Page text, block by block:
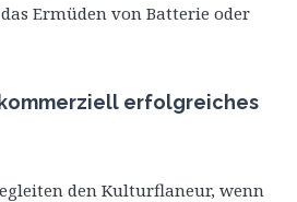
Ermüden von Batterie oder
kommerziell erfolgreiches
den Kulturflaneur, wenn